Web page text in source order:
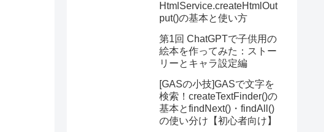
HtmlService.createHtmlOut
put()の基本と使い方
第1回 ChatGPTで子供用の
絵本を作ってみた：ストー
リーとキャラ設定編
[GASの小技]GASで文字を
検索！createTextFinder()の
基本とfindNext()・findAll()
の使い分け【初心者向け】